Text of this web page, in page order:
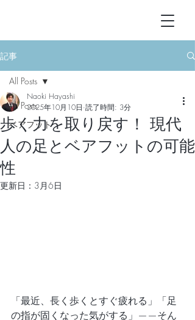
記事
All Posts
ベアフット
All Posts
歩く力を取り戻す！ 現代
人の足とベアフットの可能
性
Naoki Hayashi
2025年10月10日 読了時間: 3分
更新日： 3月6日
「最近、長く歩くとすぐ疲れる」「足
の指が固くなった気がする」——そん